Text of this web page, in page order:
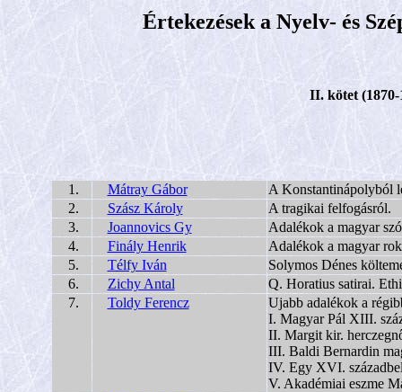
Értekezések a Nyelv- és
II. kötet (1870-
1. Mátray Gábor
A Konstantinápolyból
2.
Szász Károly
A tragikai felfogásról.
3.
Joannovics Gy
Adalékok a magyar
4.
Finály Henrik
Adalékok a magyar
5.
Télfy Iván
Solymos Dénes
6.
Zichy Antal
Q. Horatius satirai.
7.
Toldy Ferencz
Ujabb adalékok a
I. Magyar Pál XIII.
II. Margit kir.
III. Baldi Bernardin
IV. Egy XVI.
V. Akadémiai eszme